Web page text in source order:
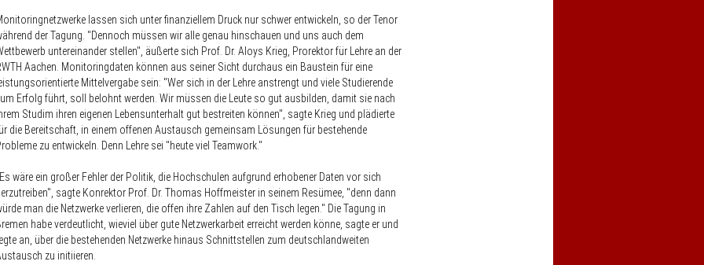
lassen sich unter finanziellem Druck nur schwer entwickeln, so der Tenor
der Tagung. "Dennoch müssen wir alle genau hinschauen und uns auch dem
untereinander stellen", äußerte sich Prof. Dr. Aloys Krieg, Prorektor für Lehre an der
Aachen. Monitoringdaten können aus seiner Sicht durchaus ein Baustein für eine
Mittelvergabe sein: "Wer sich in der Lehre anstrengt und viele Studierende
Erfolg führt, soll belohnt werden. Wir müssen die Leute so gut ausbilden, damit sie nach
Studim ihren eigenen Lebensunterhalt gut bestreiten können", sagte Krieg und plädierte
die Bereitschaft, in einem offenen Austausch gemeinsam Lösungen für bestehende
zu entwickeln. Denn Lehre sei "heute viel Teamwork."
wäre ein großer Fehler der Politik, die Hochschulen aufgrund erhobener Daten vor sich
sagte Konrektor Prof. Dr. Thomas Hoffmeister in seinem Resümee, "denn dann
man die Netzwerke verlieren, die offen ihre Zahlen auf den Tisch legen." Die Tagung in
habe verdeutlicht, wieviel über gute Netzwerkarbeit erreicht werden könne, sagte er und
an, über die bestehenden Netzwerke hinaus Schnittstellen zum deutschlandweiten
zu initiieren.